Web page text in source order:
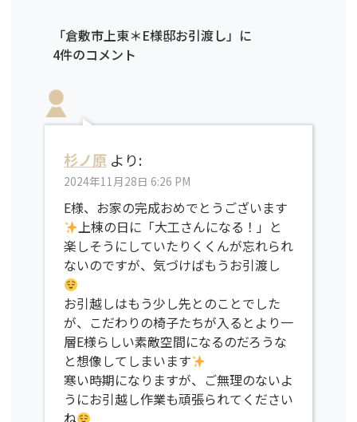
「倉敷市上東＊E様邸お引渡し」に
4件のコメント
杉ノ原 より:
2024年11月28日 6:26 PM
E様、お家の完成おめでとうございます
上棟の日に「大工さんになる！」と
楽しそうにしていたりくくんが忘れられ
ないのですが、気づけばもうお引渡し
お引越しはもう少し先とのことでした
が、こだわりの椅子たちが入るとより一
層E様らしい素敵空間になるのだろうな
と想像してしまいます
寒い時期になりますが、ご無理のないよ
うにお引越し作業も頑張られてください
ね